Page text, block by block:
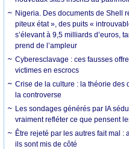
Nigeria. Des documents de Shell
piteux état », des puits «
s’élevant à 9,5 milliards d’euros,
prend de l’ampleur
Cyberesclavage : ces fausses
victimes en escrocs
Crise de la culture : la théorie des
la controverse
Les sondages générés par IA
vraiment refléter ce que pensent
Être rejeté par les autres fait mal
ils sont mis de côté